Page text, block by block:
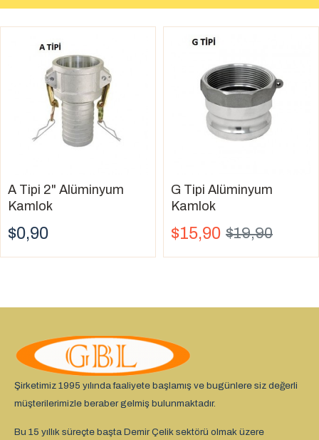
A Tipi 2" Alüminyum
Kamlok
$0,90
G Tipi Alüminyum
Kamlok
$15,90 $19,90
Şirketimiz 1995 yılında faaliyete başlamış ve bugünlere siz değerli
müşterilerimizle beraber gelmiş bulunmaktadır.
Bu 15 yıllık süreçte başta Demir Çelik sektörü olmak üzere